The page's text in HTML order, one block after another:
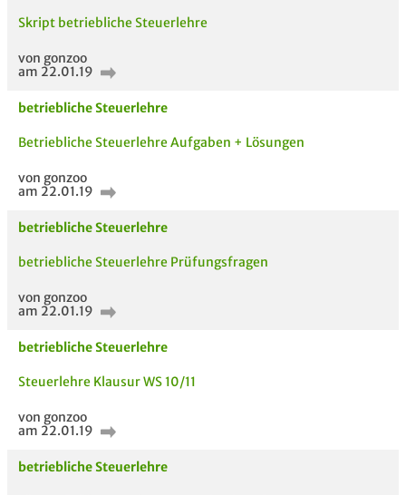
AUCH IM MODUL
Skript betriebliche Steuerlehre
von gonzoo
am 22.01.19
betriebliche Steuerlehre
Betriebliche Steuerlehre Aufgaben + Lösungen
von gonzoo
am 22.01.19
betriebliche Steuerlehre
betriebliche Steuerlehre Prüfungsfragen
von gonzoo
am 22.01.19
betriebliche Steuerlehre
Steuerlehre Klausur WS 10/11
von gonzoo
am 22.01.19
betriebliche Steuerlehre